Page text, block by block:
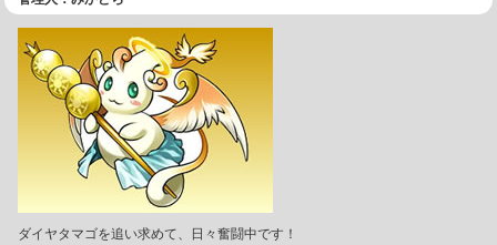
ダイヤタマゴを追い求めて、日々奮闘中です！